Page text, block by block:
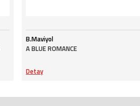
B.Maviyol
A BLUE ROMANCE
Detay